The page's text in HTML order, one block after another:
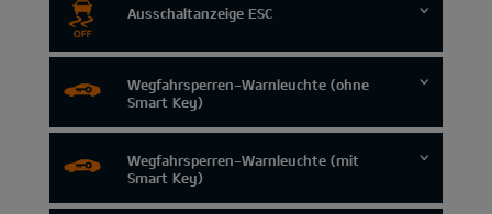
Ausschaltanzeige ESC
Wegfahrsperren-Warnleuchte (ohne
Smart Key)
Wegfahrsperren-Warnleuchte (mit
Smart Key)